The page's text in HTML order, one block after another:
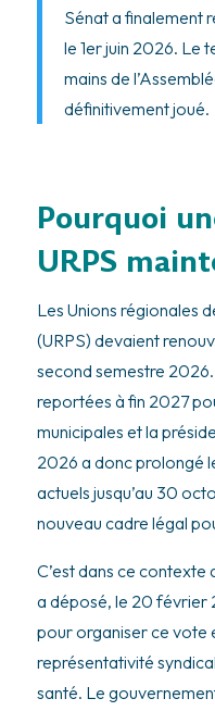
Sénat a finalement
le 1er juin 2026. Le
mains de
définitivement joué.
Pourquoi
URPS
Les Unions régionales
(URPS) devaient
second semestre
reportées à fin 2027
municipales et la
2026 a donc prolongé
actuels jusqu’au 30
nouveau cadre légal
C’est dans ce
a déposé, le 20 février
pour organiser ce vote
représentativité
santé. Le